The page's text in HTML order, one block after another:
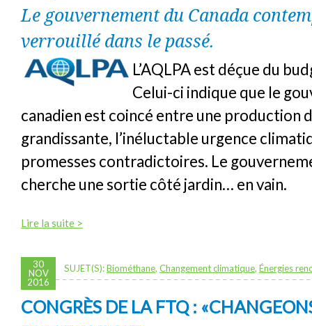
Le gouvernement du Canada
verrouillé dans le passé.
L’AQLPA est déçue du
Celui-ci indique que le
canadien est coincé entre une production
grandissante, l’inéluctable urgence
promesses contradictoires. Le
cherche une sortie côté jardin… en vain.
Lire la suite >
30
NOV
2016
SUJET(S):Biométhane, Changement climatique, Énergies
CONGRÈS DE LA FTQ :